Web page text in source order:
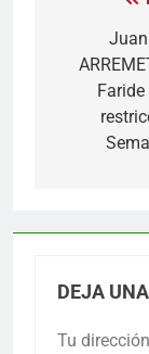
DEJA
Tu